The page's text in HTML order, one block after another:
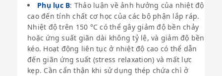
Phụ lục B: Thảo luận về ảnh hưởng của nhiệt độ
cao đến tính chất cơ học của các bộ phận lắp ráp.
Nhiệt độ trên 150 °C có thể gây giảm độ bền chảy
hoặc ứng suất giãn dài không tỷ lệ, và giảm độ bền
kéo. Hoạt động liên tục ở nhiệt độ cao có thể dẫn
đến giãn ứng suất (stress relaxation) và mất lực
kẹp. Cần cẩn thận khi sử dụng thép chứa chì ở